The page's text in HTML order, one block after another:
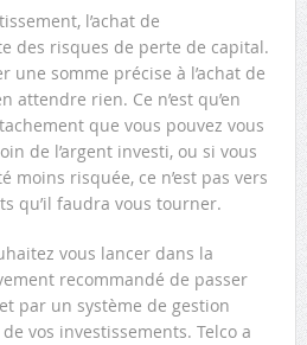
l’achat de
des risques de perte de capital.
une somme précise à l’achat de
attendre rien. Ce n’est qu’en
que vous pouvez vous
de l’argent investi, ou si vous
moins risquée, ce n’est pas vers
qu’il faudra vous tourner.
vous lancer dans la
recommandé de passer
par un système de gestion
vos investissements. Telco a